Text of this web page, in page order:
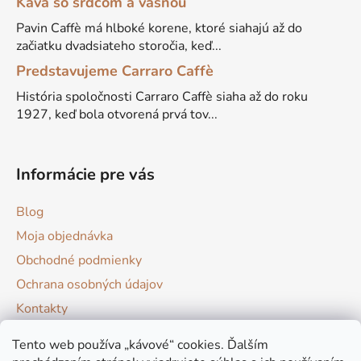
Tento web používa „kávové“ cookies. Ďalším
Pavin Caffè má hlboké korene, ktoré siahajú až do
začiatku dvadsiateho storočia, keď...
Predstavujeme Carraro Caffè
História spoločnosti Carraro Caffè siaha až do roku
1927, keď bola otvorená prvá tov...
Informácie pre vás
Blog
Moja objednávka
Obchodné podmienky
Ochrana osobných údajov
Kontakty